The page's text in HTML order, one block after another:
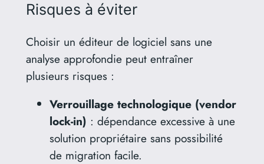
Risques à éviter
Choisir un éditeur de logiciel sans une
analyse approfondie peut entraîner
plusieurs risques :
Verrouillage technologique (vendor
lock-in) : dépendance excessive à une
solution propriétaire sans possibilité
de migration facile.